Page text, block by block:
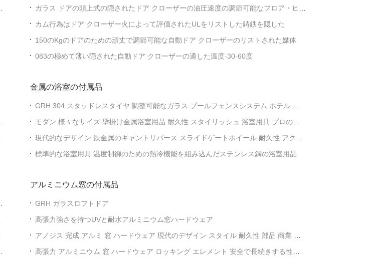
ガラス ドアの頭上式の隠されたドア クローザーの油圧速度の調節可能なフロア・ヒン
カム行為はドア クローザー火によって評価されたULをリストした鋳鉄を隠した
150のKgのドアのための頑丈で調節可能な自動ドア クローザーのリストされた媒体
083の極めて薄い隠された自動ドア クローザーの適した温度-30-60度
金属の浴室の付属品
GRH 304 スタッドレスタイヤ 調整可能なガラス プールフェンスシステム ホテル ビ
ラ 耐腐食
モダン 様々なサイズ 壁掛け金属浴室用品 耐久性 スタイリッシュ 浴室用具 プロの環
現代的なデザイン 鉄金属のキャントリバース スライドゲートホイール 耐久性 アクセ
サリー 屋外 スライドゲートシステム
標準的な浴室用具 温度制御のための熱冷機能を組み込んだステンレス鋼の浴室用品
アルミニウム窓の付属品
GRH ガラスロフトドア
高張力強さを持つUVと耐水アルミニウム窓ハードウェア
アノジス 完成 アルミ 窓 ハードウェア 現代のデザイン スタイル 耐久性 部品 商業 住
宅 プロジェクト
高張力 アルミニウム 窓 ハードウェア ロッキング エレメント 安全で長続きする性能